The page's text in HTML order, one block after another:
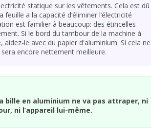
statique sur les vêtements. Cela est dû
a la capacité d’éliminer l’électricité
est familier à beaucoup: des étincelles
Si le bord du tambour de la machine à
le avec du papier d'aluminium. Si cela ne
encore nettement meilleure.
bille en aluminium ne va pas attraper, ni
ni l’appareil lui-même.